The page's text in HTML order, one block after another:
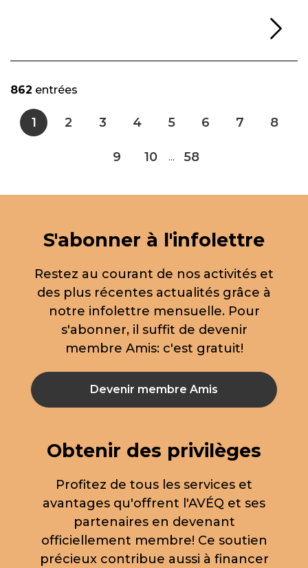
862 entrées
1 2 3 4 5 6 7 8
9 10 ... 58
S'abonner à l'infolettre
Restez au courant de nos activités et
des plus récentes actualités grâce à
notre infolettre mensuelle. Pour
s'abonner, il suffit de devenir
membre Amis: c'est gratuit!
Devenir membre Amis
Obtenir des privilèges
Profitez de tous les services et
avantages qu'offrent l'AVÉQ et ses
partenaires en devenant
officiellement membre! Ce soutien
précieux contribue aussi à financer